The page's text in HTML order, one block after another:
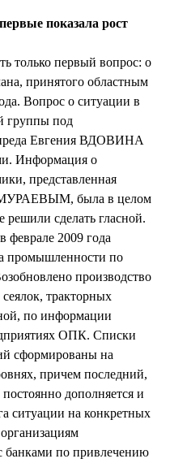
показала рост
только первый вопрос: о
принятого областным
Вопрос о ситуации в
группы под
Евгения ВДОВИНА
Информация о
представленная
МУРАЕВЫМ, была в целом
сделать гласной.
2009 года
промышленности по
производство
тракторных
по информации
ОПК. Списки
сформированы на
причем последний,
дополняется и
ситуации на конкретных
банками по привлечению